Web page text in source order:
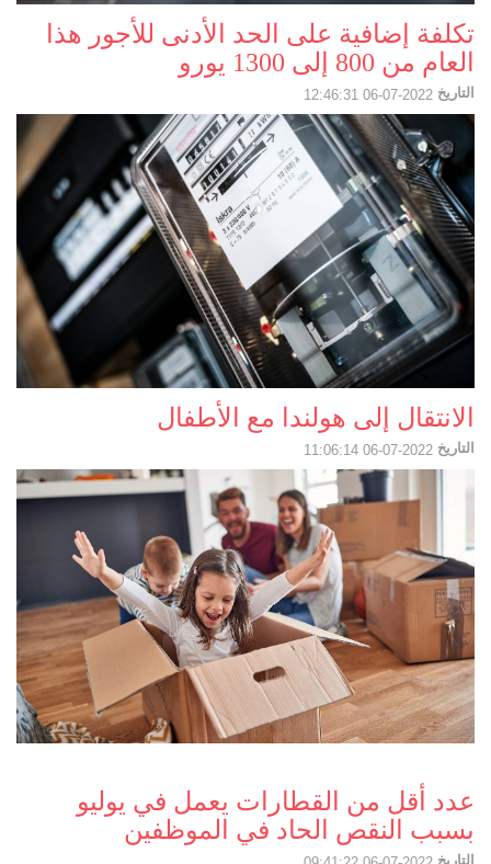
تكلفة إضافية على الحد الأدنى للأجور هذا
العام من 800 إلى 1300 يورو
التاريخ
الانتقال إلى هولندا مع الأطفال
التاريخ
عدد أقل من القطارات يعمل في يوليو
بسبب النقص الحاد في الموظفين
التاريخ